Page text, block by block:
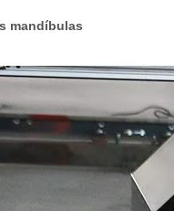
mandíbulas